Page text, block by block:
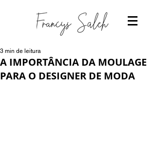
A IMPORTÂNCIA DA MOULAGE
PARA O DESIGNER DE MODA
3 min de leitura